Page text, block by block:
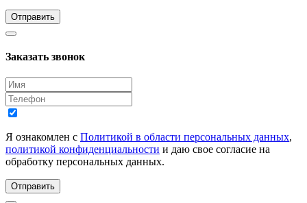
Отправить
Заказать звонок
Я ознакомлен с Политикой в области персональных данных,
политикой конфиденциальности и даю свое согласие на
обработку персональных данных.
Отправить